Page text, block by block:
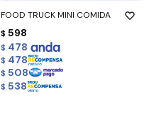
FOOD TRUCK MINI COMIDA
$ 598
$ 478
$ 478
$ 508
$ 538